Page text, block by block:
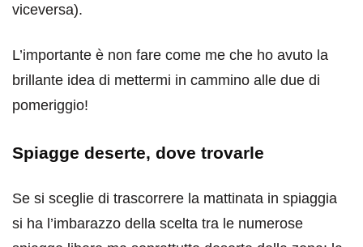
viceversa).
L’importante è non fare come me che ho avuto la
brillante idea di mettermi in cammino alle due di
pomeriggio!
Spiagge deserte, dove trovarle
Se si sceglie di trascorrere la mattinata in spiaggia
si ha l’imbarazzo della scelta tra le numerose